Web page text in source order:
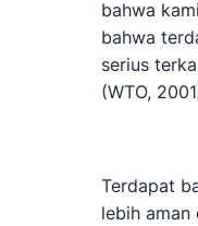
bahwa
bahwa
serius
(WTO,
Terdapat
lebih aman